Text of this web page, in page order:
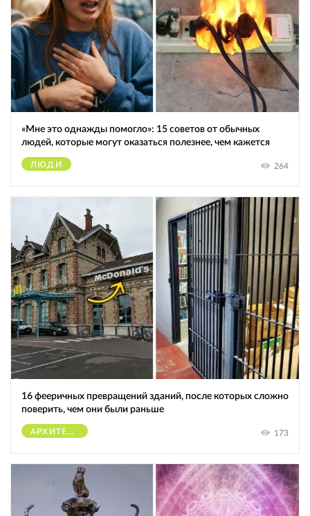
«Мне это однажды помогло»: 15 советов от обычных
людей, которые могут оказаться полезнее, чем кажется
ЛЮДИ 264
16 фееричных превращений зданий, после которых сложно
поверить, чем они были раньше
АРХИТЕКТУРА 173